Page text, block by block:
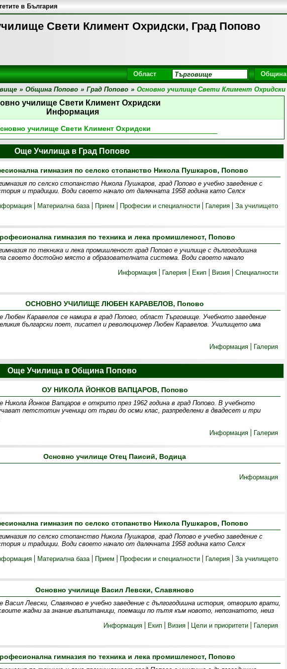
Свети Климент Охридски, Град Попово
в България
Област Община
» Община Попово » Град Попово » Основно училище Свети Климент Охридски
училище Свети Климент Охридски
Информация
училище Свети Климент Охридски
Още Училища в Град Попово
гимназия по селско стопанство Никола Пушкаров, Попово
по селско стопанство Никола Пушкаров, град Попово е учебно заведение с
и традиции. Води своето начало от далечната 1958 година като Селск
Материална база Прием Професии и специалности Галерия За училището
гимназия по техника и лека промишленост, Попово
по техника и лека промишленост град Попово е училище с дългогодишна
своето достойно място в образователната система. Води своето начало
Информация
Галерия Екип Визия Специалности
ОСНОВНО УЧИЛИЩЕ ЛЮБЕН КАРАВЕЛОВ, Попово
Любен Каравелов се намира в град Попово, област Търговище. Учебното заведение
български поет, писател и революционер Любен Каравелов. Училището има
Информация
Галерия
Още Училища в Община Попово
ОУ НИКОЛА ЙОНКОВ ВАПЦАРОВ, Попово
Никола Йонков Вапцаров е открито през 1962 година в град Попово. В учебното
петстотин ученици от първи до осми клас, разпределени в двадесет и три
Информация
Галерия
Основно училище Отец Паисий, Водица
Информация
гимназия по селско стопанство Никола Пушкаров, Попово
по селско стопанство Никола Пушкаров, град Попово е учебно заведение с
и традиции. Води своето начало от далечната 1958 година като Селск
Материална база Прием Професии и специалности Галерия За училището
Основно училище Васил Левски, Славяново
Васил Левски, Славяново е учебно заведение с дългогодишна история, отворило врати,
жадни за знание възпитаници, поемащи по пътя към новото, непознатото, неиз
Информация
Екип Визия Цели и приоритети Галерия
гимназия по техника и лека промишленост, Попово